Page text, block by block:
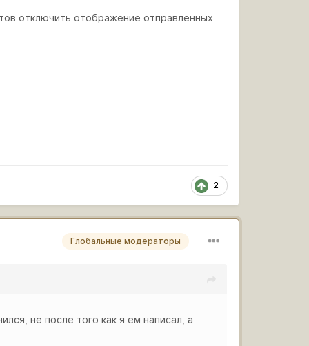
отключить отображение отправленных
2
Глобальные модераторы
не после того как я ем написал, а